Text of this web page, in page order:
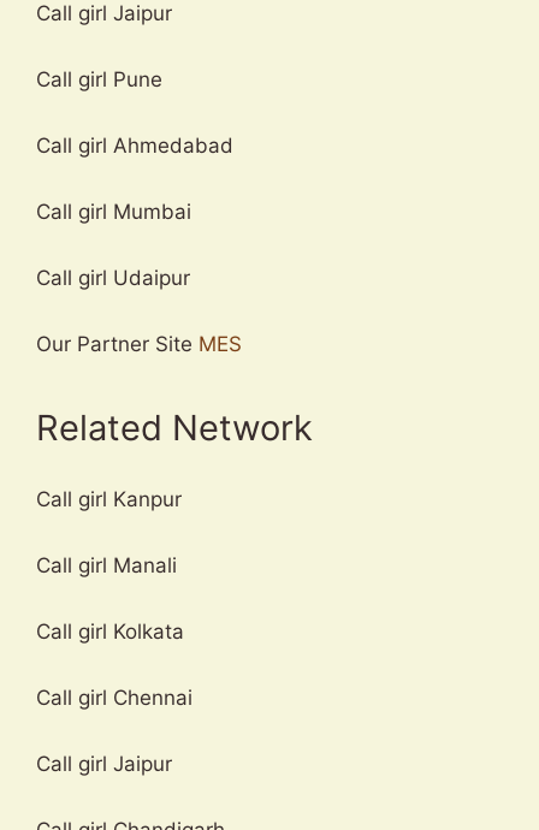
Call girl Jaipur
Call girl Pune
Call girl Ahmedabad
Call girl Mumbai
Call girl Udaipur
Our Partner Site MES
Related Network
Call girl Kanpur
Call girl Manali
Call girl Kolkata
Call girl Chennai
Call girl Jaipur